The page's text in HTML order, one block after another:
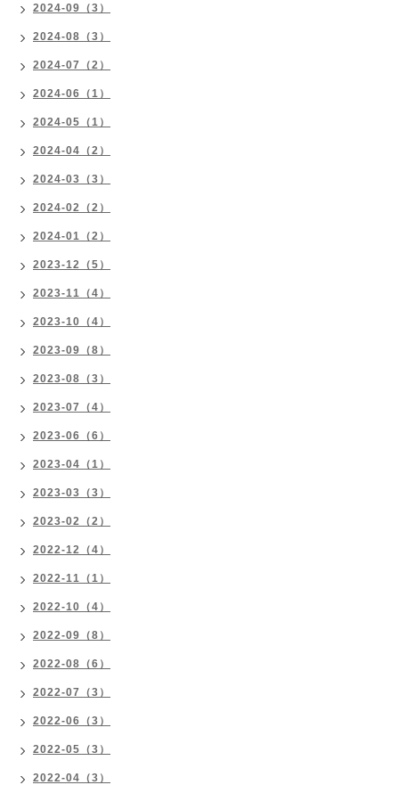
2024-09（3）
2024-08（3）
2024-07（2）
2024-06（1）
2024-05（1）
2024-04（2）
2024-03（3）
2024-02（2）
2024-01（2）
2023-12（5）
2023-11（4）
2023-10（4）
2023-09（8）
2023-08（3）
2023-07（4）
2023-06（6）
2023-04（1）
2023-03（3）
2023-02（2）
2022-12（4）
2022-11（1）
2022-10（4）
2022-09（8）
2022-08（6）
2022-07（3）
2022-06（3）
2022-05（3）
2022-04（3）